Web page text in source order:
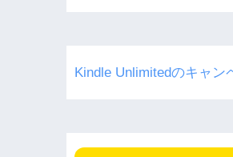
Kindle Unlimitedのキャン